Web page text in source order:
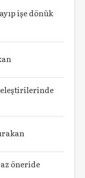
işe dönük
öneride